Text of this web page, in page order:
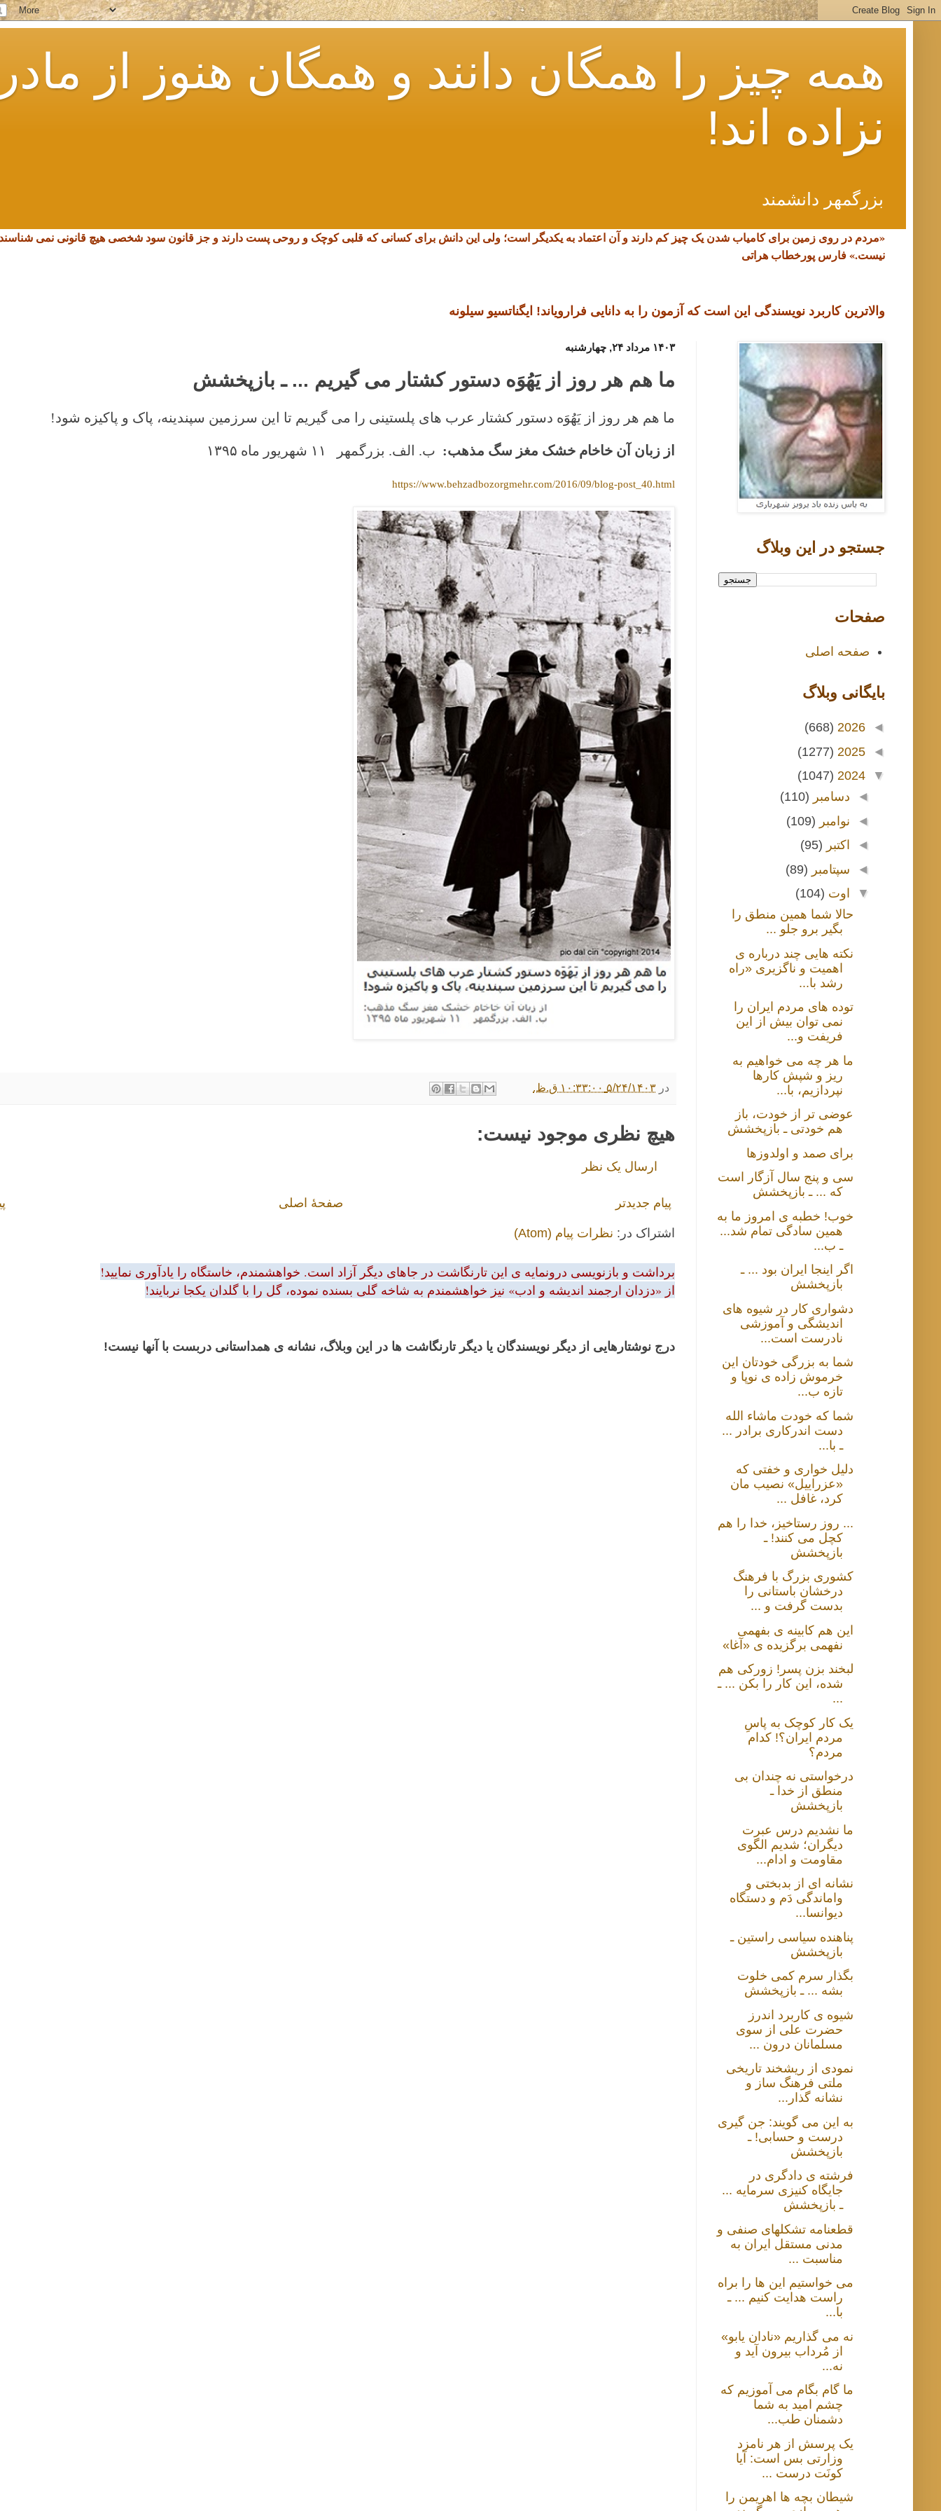
همه چیز را همگان دانند و همگان هنوز از
نزاده اند!
بزرگمهر دانشمند
«مردم در روی زمین برای کامیاب شدن یک چیز کم دارند و آن اعتماد به یکدیگر است؛ ولی این دانش برای کسانی که قلبی کوچک و روحی پست دارند و جز قانون سود شخصی هیچ قانونی نمی
نیست.» فارس پورخطاب هراتی
والاترین کاربرد نویسندگی این است که آزمون را به دانایی فرارویاند! ایگناتسیو سیلونه
۱۴۰۳ مرداد ۲۴, چهارشنبه
ما هم هر روز از یَهُوَه دستور کشتار می گیریم ... ـ بازپخشش
ما هم هر روز از یَهُوَه دستور کشتار عرب های پلستینی را می گیریم تا این سرزمین سپندینه، پاک و پاکیزه شود!
از زبان آن خاخام خشک مغز سگ مذهب: ب. الف. بزرگمهر ۱۱ شهریور ماه ۱۳۹۵
https://www.behzadbozorgmehr.com/2016/09/blog-post_40.html
در ۵/۲۴/۱۴۰۳ ۱۰:۳۳:۰۰ ق.ظ.
هیچ نظری موجود نیست:
ارسال یک نظر
پیام جدیدتر صفحهٔ اصلی
اشتراک در: نظرات پیام (Atom)
برداشت و بازنویسی درونمایه ی این تارنگاشت در جاهای دیگر آزاد است. خواهشمندم، خاستگاه را یادآوری نمایید!
از «دزدان ارجمند اندیشه و ادب» نیز خواهشمندم به شاخه گلی بسنده نموده، گل را با گلدان یکجا نربایند!
درج نوشتارهایی از دیگر نویسندگان یا دیگر تارنگاشت ها در این وبلاگ، نشانه ی همداستانی دربست با آنها نیست!
جستجو در اين وبلاگ
صفحات
صفحه اصلی
بايگانی وبلاگ
◄
2026
(668)
◄
2025
(1277)
▼
2024
(1047)
◄ دسامبر (110)
◄ نوامبر (109)
◄
اکتبر (95)
◄ سپتامبر (89)
▼
اوت (104)
حالا شما همین منطق را
بگیر برو جلو ...
نکته هایی چند درباره ی
اهمیت و ناگزیری «راه
رشد با...
توده های مردم ایران را
نمی توان بیش از این
فریفت و...
ما هر چه می خواهیم به
ریز و شپش کارها
نپردازیم، با...
عوضی تر از خودت، باز
هم خودتی ـ بازپخشش
برای صمد و اولدوزها
سی و پنج سال آزگار است
که ... ـ بازپخشش
خوب! خطبه ی امروز ما به
همین سادگی تمام شد...
ـ ب...
اگر اینجا ایران بود ... ـ
بازپخشش
دشواری کار در شیوه های
اندیشگی و آموزشی
نادرست است...
شما به بزرگی خودتان این
خرموش زاده ی نوپا و
تازه ب...
شما که خودت ماشاء الله
دست اندرکاری برادر ...
ـ با...
دلیل خواری و خفتی که
«عزراییل» نصیب مان
کرد، غافل ...
... روز رستاخیز، خدا را هم
کچل می کنند! ـ
بازپخشش
کشوری بزرگ با فرهنگ
درخشان باستانی را
بدست گرفت و ...
این هم کابینه ی بفهمی
نفهمی برگزیده ی «آغا»
لبخند بزن پسر! زورکی هم
شده، این کار را بکن ... ـ
...
یک کار کوچک به پاسِ
مردم ایران؟! کدام
مردم؟
درخواستی نه چندان بی
منطق از خدا ـ
بازپخشش
ما نشدیم درس عبرت
دیگران؛ شدیم الگوی
مقاومت و ادام...
نشانه ای از بدبختی و
واماندگی دَم و دستگاه
دیوانسا...
پناهنده سیاسی راستین ـ
بازپخشش
بگذار سرم کمی خلوت
بشه ... ـ بازپخشش
شیوه ی کاربرد اندرز
حضرت علی از سوی
مسلمانان درون ...
نمودی از ریشخند تاریخی
ملتی فرهنگ ساز و
نشانه گذار...
به این می گویند: جن گیری
درست و حسابی! ـ
بازپخشش
فرشته ی دادگری در
جایگاه کنیزی سرمایه ...
ـ بازپخشش
قطعنامه تشکلهای صنفی و
مدنی مستقل ایران به
مناسبت ...
می خواستیم این ها را براه
راست هدایت کنیم ... ـ
با...
نه می گذاریم «نادان یابو»
از مُرداب بیرون آید و
نه...
ما گام بگام می آموزیم که
چشم امید به شما
دشمنان طب...
یک پرسش از هر نامزد
وزارتی بس است: آیا
کونَت درست ...
شیطان بچه ها اهریمن را